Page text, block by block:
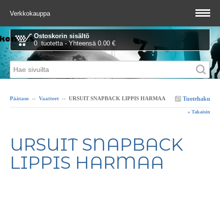
Verkkokauppa
Ostoskorin sisältö
0 tuotetta - Yhteensä 0.00 €
Tuotehaku
Päätaso ›› Vaatteet ›› URSUIT SNAPBACK LIPPIS HARMAA
« Takaisin
URSUIT SNAPBACK
LIPPIS HARMAA